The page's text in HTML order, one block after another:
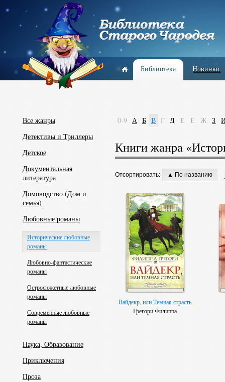
Библиотека Новинки
Все жанры
Детективы и Триллеры
Детское
Документальная
литература
Домоводство (Дом и
семья)
Любовные романы
Исторические любовные
романы
Любовно-фантастические
романы
Остросюжетные любовные
романы
Современные любовные
романы
Наука, Образование
Приключения
Проза
0-9 А Б В Г Д Е Ё Ж З
Книги жанра
Отсортировать: ▲ По названию
Вайдекр, или Темная страсть
Грегори Филиппа